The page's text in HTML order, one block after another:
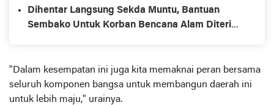
Dihentar Langsung Sekda Muntu, Bantuan
Sembako Untuk Korban Bencana Alam Diterima
"Dalam kesempatan ini juga kita memaknai peran bersama
seluruh komponen bangsa untuk membangun daerah ini
untuk lebih maju," urainya.